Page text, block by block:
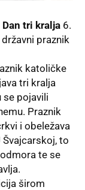
Dan tri kralja 6.
praznik
katoličke
tri kralja
se pojavili
Praznik
i obeležava
to
te se
širom